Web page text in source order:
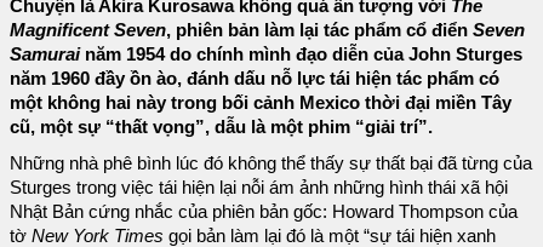
Chuyện là Akira Kurosawa không quá ấn tượng với The
Magnificent Seven, phiên bản làm lại tác phẩm cổ điển Seven
Samurai năm 1954 do chính mình đạo diễn của John Sturges
năm 1960 đầy ồn ào, đánh dấu nỗ lực tái hiện tác phẩm có
một không hai này trong bối cảnh Mexico thời đại miền Tây
cũ, một sự “thất vọng”, dẫu là một phim “giải trí”.
Những nhà phê bình lúc đó không thể thấy sự thất bại đã từng của
Sturges trong việc tái hiện lại nỗi ám ảnh những hình thái xã hội
Nhật Bản cứng nhắc của phiên bản gốc: Howard Thompson của
tờ New York Times gọi bản làm lại đó là một “sự tái hiện xanh